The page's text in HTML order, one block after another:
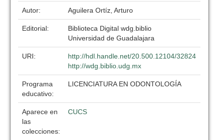
Autor: Aguilera Ortíz, Arturo
Editorial:
Biblioteca Digital wdg.biblio
Universidad de Guadalajara
URI:
http://hdl.handle.net/20.500.12104/32824
http://wdg.biblio.udg.mx
Programa
educativo:
LICENCIATURA EN ODONTOLOGÍA
Aparece en
las
colecciones:
CUCS